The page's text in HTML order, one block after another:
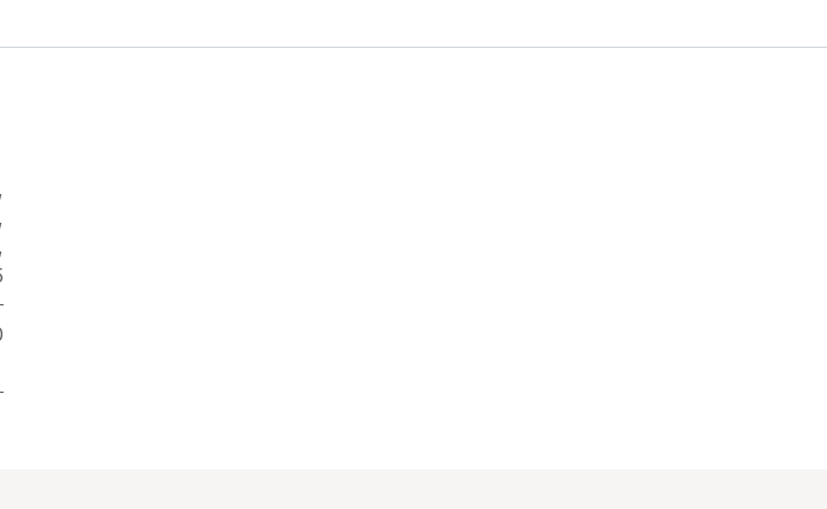
,
,
,